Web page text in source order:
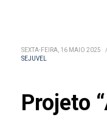
SEXTA-FEIRA, 16 MAIO 2025 /
SEJUVEL
Projeto